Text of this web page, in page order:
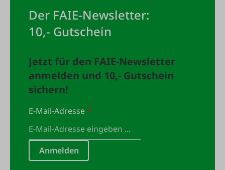
Der FAIE-Newsletter:
10,- Gutschein
Jetzt für den FAIE-Newsletter
anmelden und 10,- Gutschein
sichern!
E-Mail-Adresse*
Anmelden